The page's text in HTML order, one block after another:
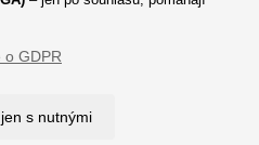
SONS
uvedených na tomto serveru je
o GDPR
s nutnými